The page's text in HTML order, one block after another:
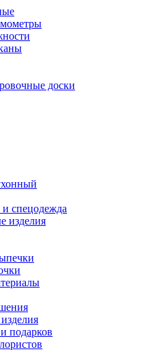
доски
спецодежда
изделия
подарков